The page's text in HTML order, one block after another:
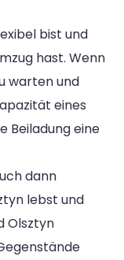
bist und
hast. Wenn
warten und
eines
Beiladung eine
dann
lebst und
Olsztyn